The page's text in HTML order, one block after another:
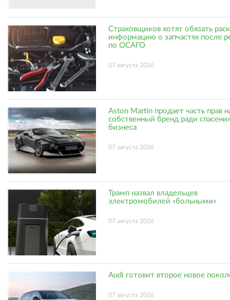
Страховщиков хотят обязать
информацию о запчастях после
по ОСАГО
07 августа 2026
Aston Martin продает часть прав
собственный бренд ради
бизнеса
07 августа 2026
Трамп назвал владельцев
электромобилей «больными»
07 августа 2026
Audi готовит второе новое
07 августа 2026